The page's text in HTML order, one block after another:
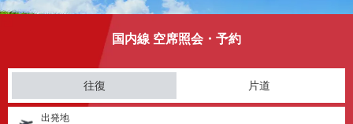
国内線 空席照会・予約
往復 片道
出発地